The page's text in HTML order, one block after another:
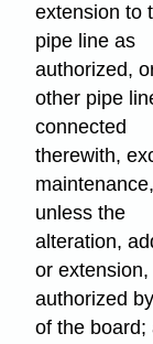
extension to
pipe line as
authorized,
other pipe
connected
therewith,
maintenance,
unless the
alteration,
or extension,
authorized
of the board;